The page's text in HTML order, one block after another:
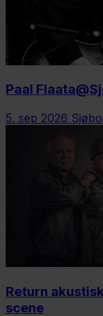
Paal
5. sep 2026
Return
scene